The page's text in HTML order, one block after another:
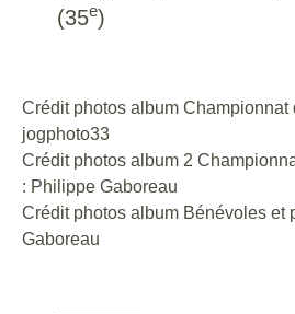
(35e)
Crédit photos album Championnat
jogphoto33
Crédit photos album 2
: Philippe Gaboreau
Crédit photos album Bénévoles et
Gaboreau